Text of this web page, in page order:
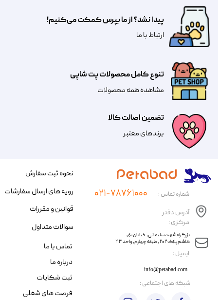
تضمین اصالت کالا
​​برندهای معتبر​​​​​​​
تنوع کامل محصولات پت شاپی
مشاهده همه محصولات
پیدا نشد؟ از ما بپرس کمکت می‌کنیم!
​​​ارتباط با ما
​ایمیل :
آدرس دفتر
مرکزی :
info@petabad.com
​​بزرگراه شهید سلیمانی، خیابان بنی
هاشم پلاک ۲۰۲ ، طبقه چهارم، واحد ۴۳
شماره تماس : ۰۲۱-۷۸۷۶۱۰۰۰
نحوه ثبت سفارش
رویه های ارسال سفارشات
قوانین و مقررات
سوالات متداول
تماس با ما
درباره ما
ثبت شکایات
فرصت های شغلی
​شبکه های اجتماعی :